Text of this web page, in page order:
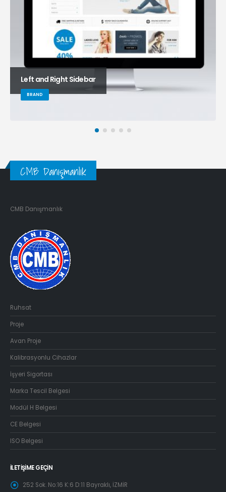
Left and Right Sidebar
BRAND
CMB Danışmanlık
CMB Danışmanlık
Ruhsat
Proje
Avan Proje
Kalibrasyonlu Cihazlar
İşyeri Sigortası
Marka Tescil Belgesi
Modül H Belgesi
CE Belgesi
ISO Belgesi
İLETIŞIME GEÇIN
252 Sok. No:16 K:6 D:11 Bayraklı, İZMİR